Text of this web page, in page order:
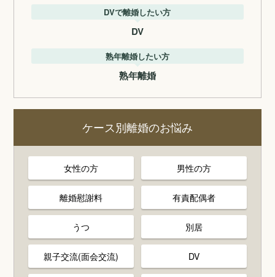
DVで離婚したい方
DV
熟年離婚したい方
熟年離婚
ケース別離婚のお悩み
女性の方 男性の方
離婚慰謝料 有責配偶者
うつ 別居
親子交流(面会交流) DV